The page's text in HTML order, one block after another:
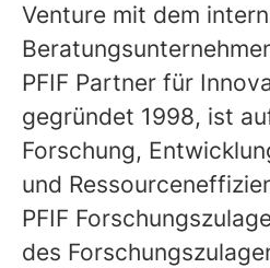
Venture mit dem
PFIF Partner für
gegründet 1998, ist
Forschung,
und
PFIF
des